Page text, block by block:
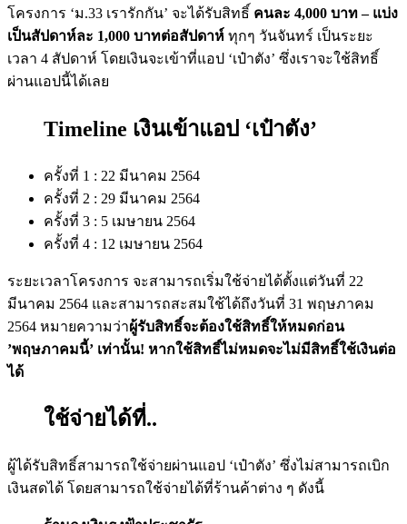
โครงการ ‘ม.33 เรารักกัน’ จะได้รับสิทธิ์ คนละ 4,000 บาท– แบ่ง
เป็นสัปดาห์ละ 1,000 บาทต่อสัปดาห์ ทุกๆ วันจันทร์ เป็นระยะ
เวลา 4 สัปดาห์ โดยเงินจะเข้าที่แอป ‘เป๋าตัง’ ซึ่งเราจะใช้สิทธิ์
ผ่านแอปนี้ได้เลย
Timeline เงินเข้าแอป ‘เป๋าตัง’
ครั้งที่ 1 : 22 มีนาคม 2564
ครั้งที่ 2 : 29 มีนาคม 2564
ครั้งที่ 3 : 5 เมษายน 2564
ครั้งที่ 4 : 12 เมษายน 2564
ระยะเวลาโครงการ จะสามารถเริ่มใช้จ่ายได้ตั้งแต่วันที่ 22
มีนาคม 2564 และสามารถสะสมใช้ได้ถึงวันที่ 31 พฤษภาคม
2564 หมายความว่าผู้รับสิทธิ์จะต้องใช้สิทธิ์ให้หมดก่อน
’พฤษภาคมนี้’ เท่านั้น! หากใช้สิทธิ์ไม่หมดจะไม่มีสิทธิ์ใช้เงินต่อ
ได้
ใช้จ่ายได้ที่..
ผู้ได้รับสิทธิ์สามารถใช้จ่ายผ่านแอป ‘เป๋าตัง’ ซึ่งไม่สามารถเบิก
เงินสดได้ โดยสามารถใช้จ่ายได้ที่ร้านค้าต่าง ๆ ดังนี้